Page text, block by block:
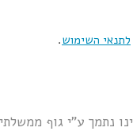
לתנאי השימוש.